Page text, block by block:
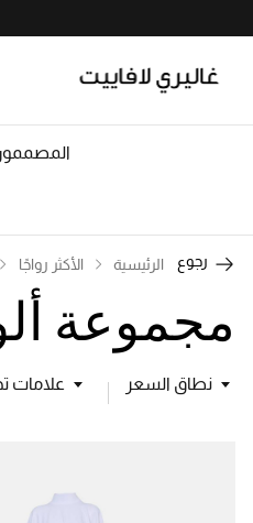
رجوع الرئيسية الأكثر رواجًا
مجموعة
نطاق السعر علامات